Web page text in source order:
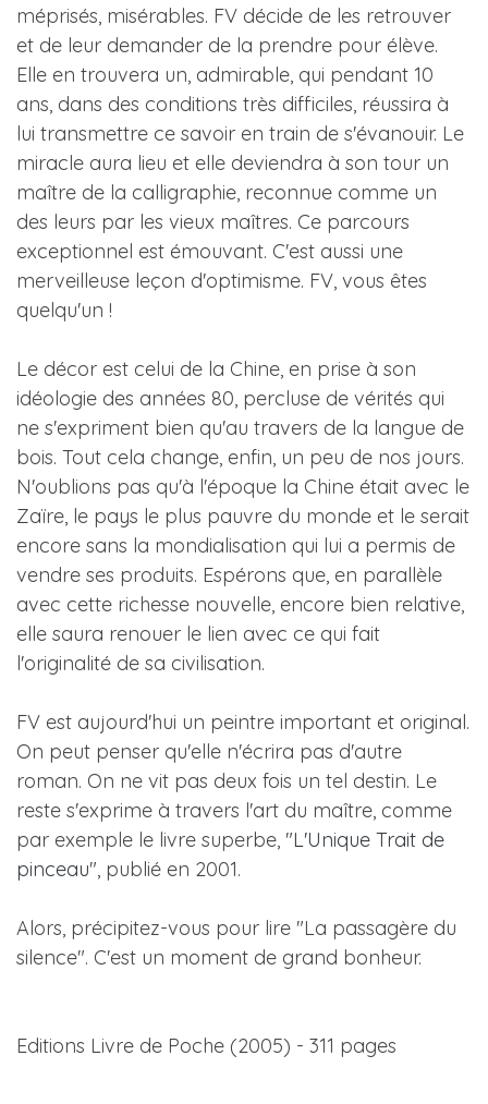
méprisés, misérables. FV décide de les retrouver
et de leur demander de la prendre pour élève.
Elle en trouvera un, admirable, qui pendant 10
ans, dans des conditions très difficiles, réussira à
lui transmettre ce savoir en train de s'évanouir. Le
miracle aura lieu et elle deviendra à son tour un
maître de la calligraphie, reconnue comme un
des leurs par les vieux maîtres. Ce parcours
exceptionnel est émouvant. C'est aussi une
merveilleuse leçon d'optimisme. FV, vous êtes
quelqu'un !
Le décor est celui de la Chine, en prise à son
idéologie des années 80, percluse de vérités qui
ne s'expriment bien qu'au travers de la langue de
bois. Tout cela change, enfin, un peu de nos jours.
N'oublions pas qu'à l'époque la Chine était avec le
Zaïre, le pays le plus pauvre du monde et le serait
encore sans la mondialisation qui lui a permis de
vendre ses produits. Espérons que, en parallèle
avec cette richesse nouvelle, encore bien relative,
elle saura renouer le lien avec ce qui fait
l'originalité de sa civilisation.
FV est aujourd'hui un peintre important et original.
On peut penser qu'elle n'écrira pas d'autre
roman. On ne vit pas deux fois un tel destin. Le
reste s'exprime à travers l'art du maître, comme
par exemple le livre superbe, "L'Unique Trait de
pinceau", publié en 2001.
Alors, précipitez-vous pour lire "La passagère du
silence". C'est un moment de grand bonheur.
Editions Livre de Poche (2005) - 311 pages